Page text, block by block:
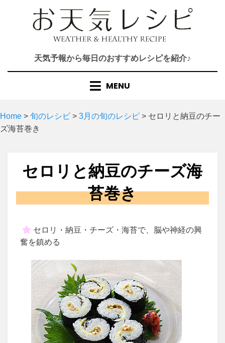
天気予報から毎日のおすすめレシピを紹介♪
MENU
Home > 旬のレシピ > 3月の旬のレシピ > セロリと納豆のチー
ズ海苔巻き
セロリと納豆のチーズ海
苔巻き
セロリ・納豆・チーズ・海苔で、脳や神経の興
奮を鎮める